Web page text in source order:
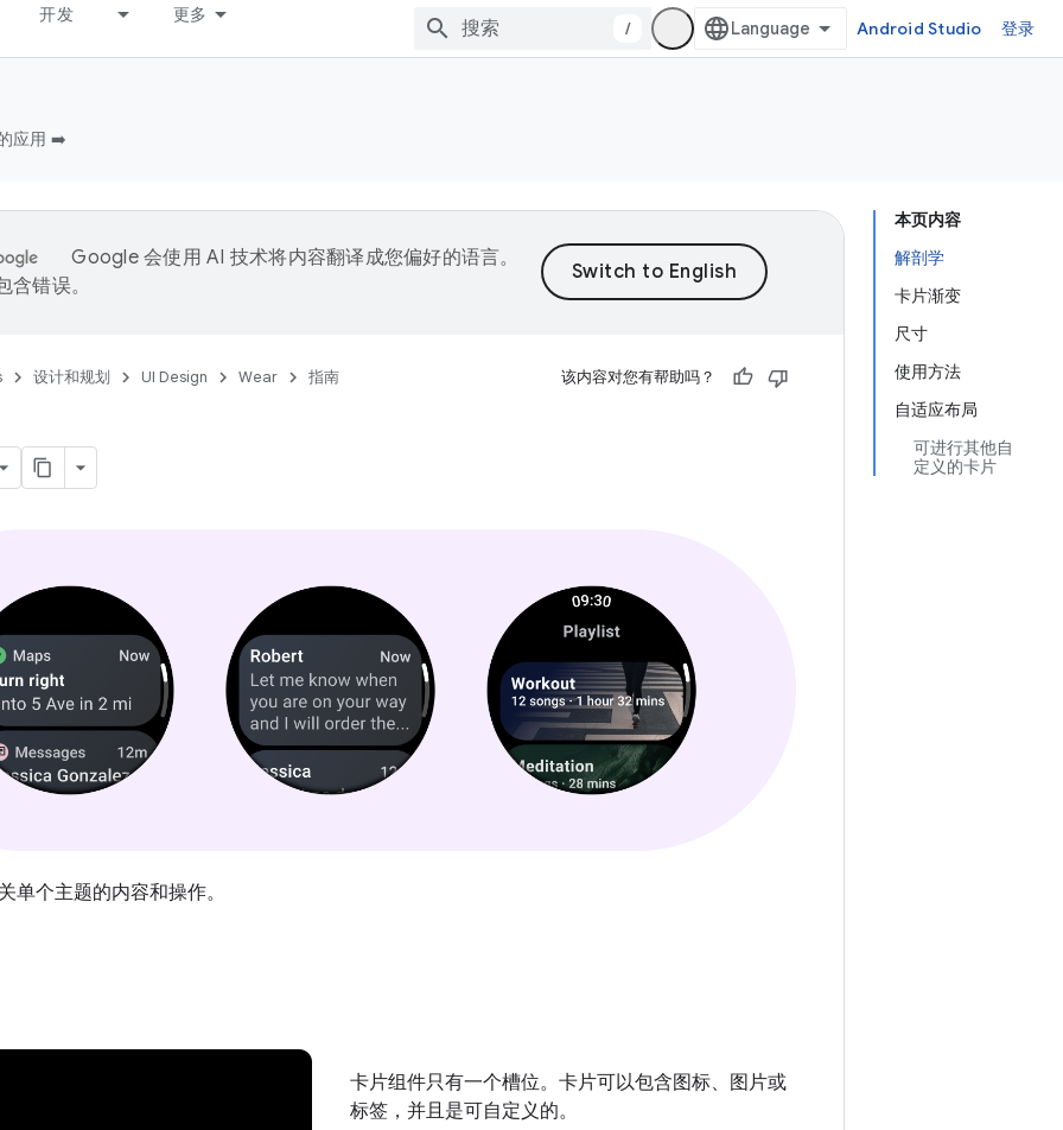
开发 更多
/ Android Studio 登录
应用 ➡️
本页内容
解剖学
卡片渐变
尺寸
使用方法
自适应布局
可进行其他自
定义的卡片
Google 会使用 AI 技术将内容翻译成您偏好的语言。
含错误。
设计和规划 UI Design Wear 指南 该内容对您有帮助吗？
单个主题的内容和操作。
卡片组件只有一个槽位。卡片可以包含图标、图片或
标签，并且是可自定义的。